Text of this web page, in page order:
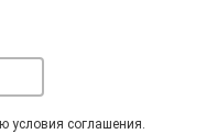
условия соглашения.